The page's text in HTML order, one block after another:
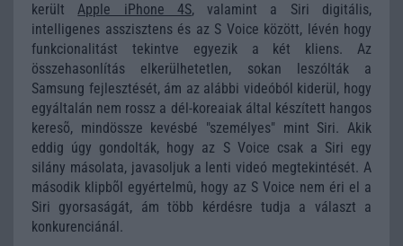
kerültApple iPhone 4S, valamint a Siri digitális,
intelligenes asszisztens és az S Voice között, lévén hogy
funkcionalitást tekintve egyezik a két kliens. Az
összehasonlítás elkerülhetetlen, sokan leszólták a
Samsung fejlesztését, ám az alábbi videóból kiderül, hogy
egyáltalán nem rossz a dél-koreaiak által készített hangos
keresõ, mindössze kevésbé "személyes" mint Siri. Akik
eddig úgy gondolták, hogy az S Voice csak a Siri egy
silány másolata, javasoljuk a lenti videó megtekintését. A
második klipbõl egyértelmû, hogy az S Voice nem éri el a
Siri gyorsaságát, ám több kérdésre tudja a választ a
konkurenciánál.